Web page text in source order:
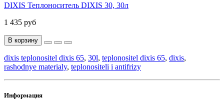
DIXIS Теплоноситель DIXIS 30, 30л
1 435 руб
В корзину
dixis teplonositel dixis 65, 30l, teplonositel dixis 65, dixis,
rashodnye materialy, teplonositeli i antifrizy
Информация